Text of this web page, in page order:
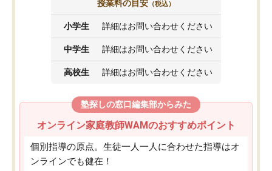
授業料の目安 （税込）
小学生 詳細はお問い合わせください
中学生 詳細はお問い合わせください
高校生 詳細はお問い合わせください
塾探しの窓口編集部からみた
オンライン家庭教師WAMのおすすめポイント
個別指導の原点。生徒一人一人に合わせた指導はオ
ンラインでも健在！